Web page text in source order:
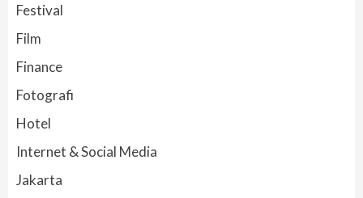
Festival
Film
Finance
Fotografi
Hotel
Internet & Social Media
Jakarta